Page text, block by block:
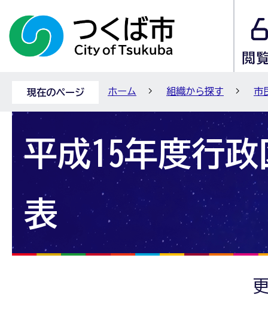
現在のページ ホーム 組織から探す 市
平成15年度行
表